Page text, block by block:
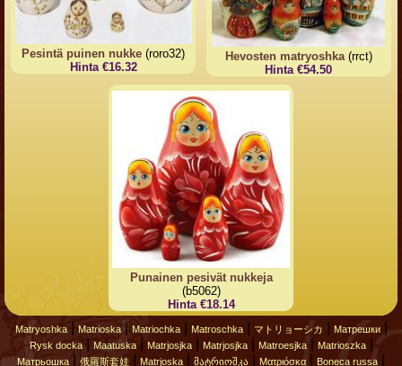
Pesintä puinen nukke (roro32)
Hinta €16.32
Hevosten matryoshka(rrct)
Hinta €54.50
Punainen pesivät nukkeja
(b5062)
Hinta €18.14
Matryoshka| Matrioska| Matriochka| Matroschka| マトリョーシカ Матрешки|
Rysk docka| Maatuska| Matrjosjka| Matrjosjka| Matroesjka| Matrioszka|
Матрьошка 俄羅斯套娃 Matrjoska მატრიოშკა Ματριόσκα Boneca russa